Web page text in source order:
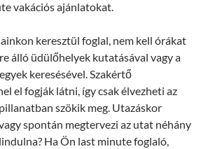
vakációs ajánlatokat.
keresztül foglal, nem kell órákat
álló üdülőhelyek kutatásával vagy a
keresésével. Szakértő
el fogják látni, így csak élvezheti az
szökik meg. Utazáskor
spontán megtervezi az utat néhány
Ha Ön last minute foglaló,